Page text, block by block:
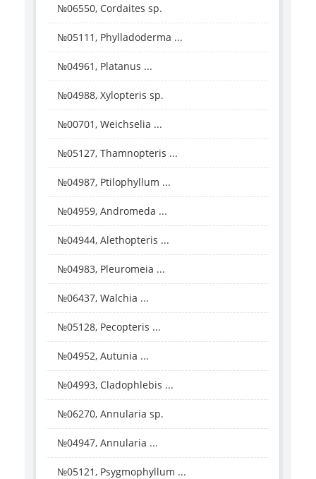
№06550, Cordaites sp.
№05111, Phylladoderma ...
№04961, Platanus ...
№04988, Xylopteris sp.
№00701, Weichselia ...
№05127, Thamnopteris ...
№04987, Ptilophyllum ...
№04959, Andromeda ...
№04944, Alethopteris ...
№04983, Pleuromeia ...
№06437, Walchia ...
№05128, Pecopteris ...
№04952, Autunia ...
№04993, Cladophlebis ...
№06270, Annularia sp.
№04947, Annularia ...
№05121, Psygmophyllum ...